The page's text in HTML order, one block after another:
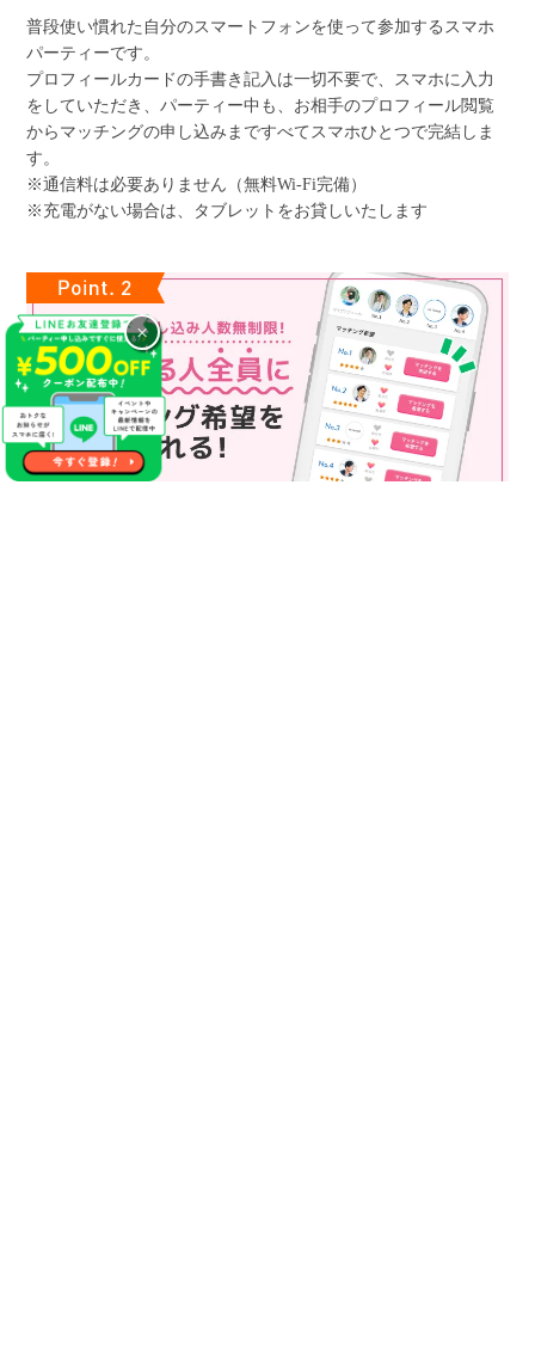
普段使い慣れた自分のスマートフォンを使って参加するスマホ
パーティーです。
プロフィールカードの手書き記入は一切不要で、スマホに入力
をしていただき、パーティー中も、お相手のプロフィール閲覧
からマッチングの申し込みまですべてスマホひとつで完結しま
す。
※通信料は必要ありません（無料Wi-Fi完備）
※充電がない場合は、タブレットをお貸しいたします
×